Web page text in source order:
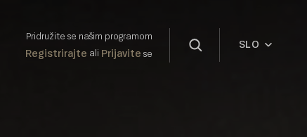
Pridružite se našim programom
Registrirajte ali Prijavite se
SLO